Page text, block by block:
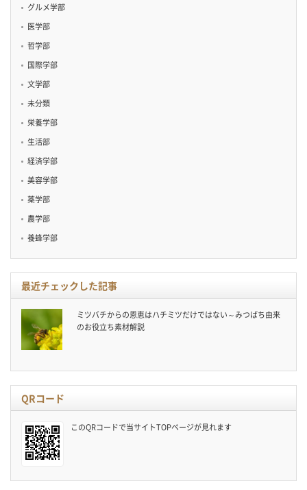
グルメ学部
医学部
哲学部
国際学部
文学部
未分類
栄養学部
生活部
経済学部
美容学部
薬学部
農学部
養蜂学部
最近チェックした記事
ミツバチからの恩恵はハチミツだけではない～みつばち由来
のお役立ち素材解説
QRコード
このQRコードで当サイトTOPページが見れます